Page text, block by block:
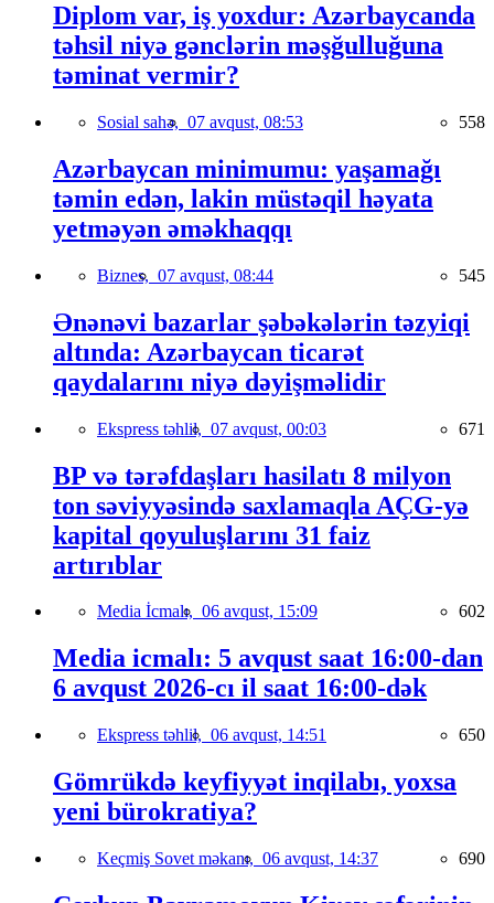
Diplom var, iş yoxdur: Azərbaycanda
təhsil niyə gənclərin məşğulluğuna
təminat vermir?
Sosial sahə, 07 avqust, 08:53 558
Azərbaycan minimumu: yaşamağı
təmin edən, lakin müstəqil həyata
yetməyən əməkhaqqı
Biznes, 07 avqust, 08:44 545
Ənənəvi bazarlar şəbəkələrin təzyiqi
altında: Azərbaycan ticarət
qaydalarını niyə dəyişməlidir
Ekspress təhlil, 07 avqust, 00:03 671
BP və tərəfdaşları hasilatı 8 milyon
ton səviyyəsində saxlamaqla AÇG-yə
kapital qoyuluşlarını 31 faiz
artırıblar
Media İcmalı, 06 avqust, 15:09 602
Media icmalı: 5 avqust saat 16:00-dan
6 avqust 2026-cı il saat 16:00-dək
Ekspress təhlil, 06 avqust, 14:51 650
Gömrükdə keyfiyyət inqilabı, yoxsa
yeni bürokratiya?
Keçmiş Sovet məkanı, 06 avqust, 14:37 690